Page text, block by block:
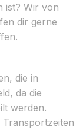
ist? Wir von
dir gerne
die in
da die
werden.